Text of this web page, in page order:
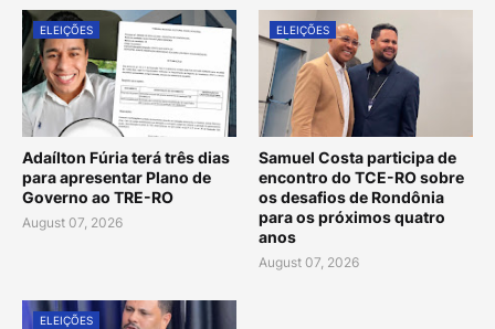
ELEIÇÕES
Adaílton Fúria terá três dias
para apresentar Plano de
Governo ao TRE-RO
August 07, 2026
ELEIÇÕES
Samuel Costa participa de
encontro do TCE-RO sobre
os desafios de Rondônia
para os próximos quatro
anos
August 07, 2026
ELEIÇÕES